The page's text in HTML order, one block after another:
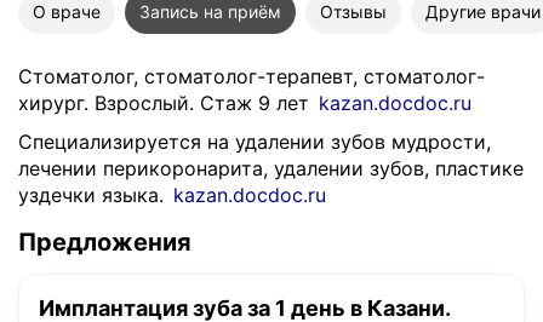
О враче Запись на приём Отзывы Другие врачи
Стоматолог, стоматолог-терапевт, стоматолог-
хирург. Взрослый. Стаж 9 лет kazan.docdoc.ru
Специализируется на удалении зубов мудрости,
лечении перикоронарита, удалении зубов, пластике
уздечки языка. kazan.docdoc.ru
Предложения
Имплантация зуба за 1 день в Казани.